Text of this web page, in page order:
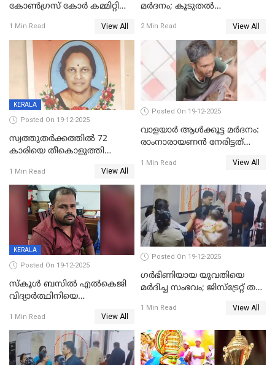
കോണ്‍ഗ്രസ് കോര്‍ കമ്മിറ്റി
1 Min Read View All
മര്‍ദനം; കൂടുതല്‍
അംഗ സംഘമെന്ന് വിവരം
2 Min Read View All
KERALA
Posted On 19-12-2025
സ്വത്തുതര്‍ക്കത്തില്‍ 72
കാരിയെ തീകൊളുത്തി
ക്രൂരകൊലപാതകത്തില്‍
സഹോദരിപുത്രന് ജീവപര്യന്തം
1 Min Read View All
Posted On 19-12-2025
വാളയാർ ആൾക്കൂട്ട മർദനം:
രാംനാരായണൻ നേരിട്ടത്
നാൽപ്പതിലേറെ
റിപ്പോർട്ട്
1 Min Read View All
KERALA
Posted On 19-12-2025
സ്കൂൾ ബസിൽ എൽകെജി
വിദ്യാര്‍ത്ഥിനിയെ
ക്ലീനര്‍ പിടിയിൽ
1 Min Read View All
Posted On 19-12-2025
ഗര്‍ഭിണിയായ യുവതിയെ
മര്‍ദിച്ച സംഭവം; ജിസ്‌ട്രേറ്റ് തല
യുവതി
1 Min Read View All